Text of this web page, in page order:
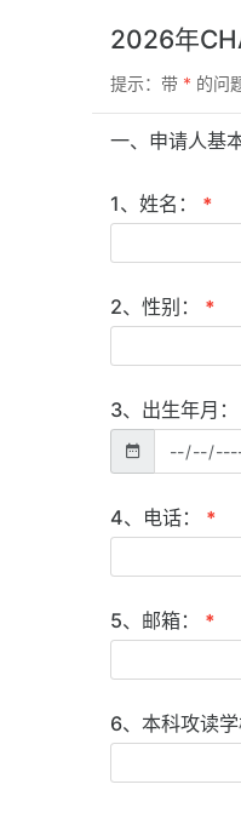
2026年
提示：带 * 的问
一、申请人基
1、姓名： *
2、性别： *
3、出生年月：
4、电话： *
5、邮箱： *
6、本科攻读学